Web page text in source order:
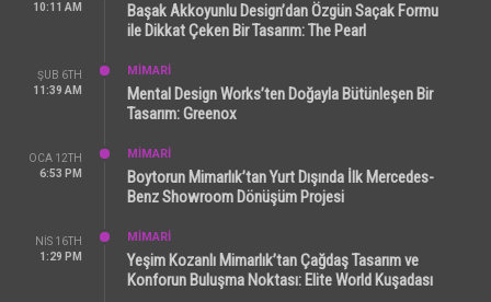
10:11 AM
Başak Akkoyunlu Design’dan Özgün Saçak Formu
ile Dikkat Çeken Bir Tasarım: The Pearl
ŞUB 6TH
11:39 AM
MİMARİ
Mental Design Works’ten Doğayla Bütünleşen Bir
Tasarım: Greenox
OCA 12TH
6:53 PM
MİMARİ
Boytorun Mimarlık’tan Yurt Dışında İlk Mercedes-
Benz Showroom Dönüşüm Projesi
NIS 16TH
1:29 PM
MİMARİ
Yeşim Kozanlı Mimarlık’tan Çağdaş Tasarım ve
Konforun Buluşma Noktası: Elite World Kuşadası